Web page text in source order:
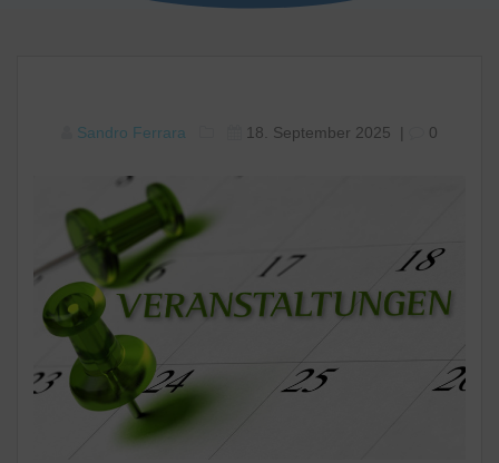
Sandro Ferrara 18. September 2025 | 0